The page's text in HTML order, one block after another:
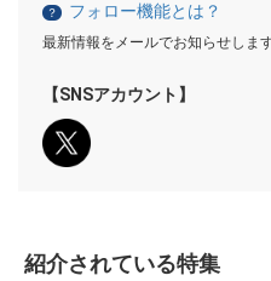
？ フォロー機能とは？
最新情報をメールでお知らせします
【SNSアカウント】
紹介されている特集